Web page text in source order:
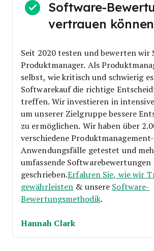
Software-
vertrauen können
Seit 2020 testen und bewerten wir
Produktmanager. Als
selbst, wie kritisch und schwierig
Softwarekauf die richtige
treffen. Wir investieren in
um unserer Zielgruppe bessere
zu ermöglichen. Wir haben über
verschiedene Produktmanagement-
Anwendungsfälle getestet und
umfassende Softwarebewertungen
geschrieben.Erfahren Sie, wie wir
gewährleisten & unsere Software-
Bewertungsmethodik.
Hannah Clark